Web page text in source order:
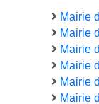
Mairie
Mairie
Mairie
Mairie
Mairie
Mairie